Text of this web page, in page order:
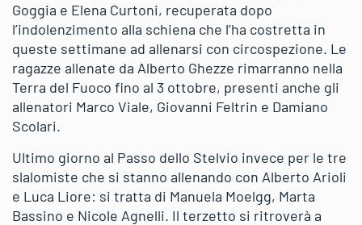
Goggia e Elena Curtoni, recuperata dopo
l’indolenzimento alla schiena che l’ha costretta in
queste settimane ad allenarsi con circospezione. Le
ragazze allenate da Alberto Ghezze rimarranno nella
Terra del Fuoco fino al 3 ottobre, presenti anche gli
allenatori Marco Viale, Giovanni Feltrin e Damiano
Scolari.
Ultimo giorno al Passo dello Stelvio invece per le tre
slalomiste che si stanno allenando con Alberto Arioli
e Luca Liore: si tratta di Manuela Moelgg, Marta
Bassino e Nicole Agnelli. Il terzetto si ritroverà a